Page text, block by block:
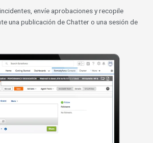
envíe aprobaciones y recopile
una publicación de Chatter o una sesión de